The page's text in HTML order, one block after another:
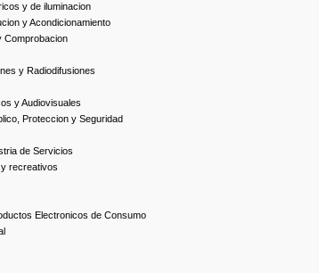
y de iluminacion
y Acondicionamiento
Comprobacion
y Radiodifusiones
y Audiovisuales
Proteccion y Seguridad
de Servicios
recreativos
Electronicos de Consumo